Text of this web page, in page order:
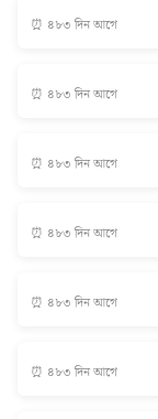
⏰ ৪৮৩ দিন আগে
⏰ ৪৮৩ দিন আগে
⏰ ৪৮৩ দিন আগে
⏰ ৪৮৩ দিন আগে
⏰ ৪৮৩ দিন আগে
⏰ ৪৮৩ দিন আগে